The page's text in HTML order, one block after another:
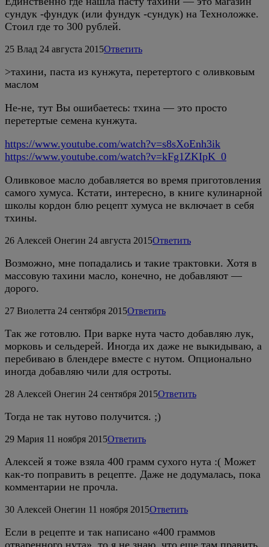
сундук -фундук (или фундук -сундук) на Техноложке.
Стоил где то 300 рублей.
25 Влад 24 августа 2015Ответить
>тахини, паста из кунжута, перетертого с оливковым
маслом
Не-не, тут Вы ошибаетесь: тхина — это просто
перетертые семена кунжута.
https://www.youtube.com/watch?v=s8sXoEnh3ik
https://www.youtube.com/watch?v=kFg1ZKIpK_0
Оливковое масло добавляется во время приготовления
самого хумуса. Кстати, интересно, в книге кулинарной
школы кордон блю рецепт хумуса не включает в себя
тхины.
26 Алексей Онегин 24 августа 2015Ответить
Возможно, мне попадались и такие трактовки. Хотя в
массовую тахини масло, конечно, не добавляют —
дорого.
27 Виолетта 24 сентября 2015Ответить
Так же готовлю. При варке нута часто добавляю лук,
морковь и сельдерей. Иногда их даже не выкидываю, а
перебиваю в блендере вместе с нутом. Опционально
иногда добавляю чили для остроты.
28 Алексей Онегин 24 сентября 2015Ответить
Тогда не так нутово получится. ;)
29 Мария 11 ноября 2015Ответить
Алексей я тоже взяла 400 грамм сухого нута :( Может
как-то поправить в рецепте. Даже не додумалась, пока
комментарии не прочла.
30 Алексей Онегин 11 ноября 2015Ответить
Если в рецепте и так написано «400 граммов
отваренного нута», то я не знаю, что еще там править.